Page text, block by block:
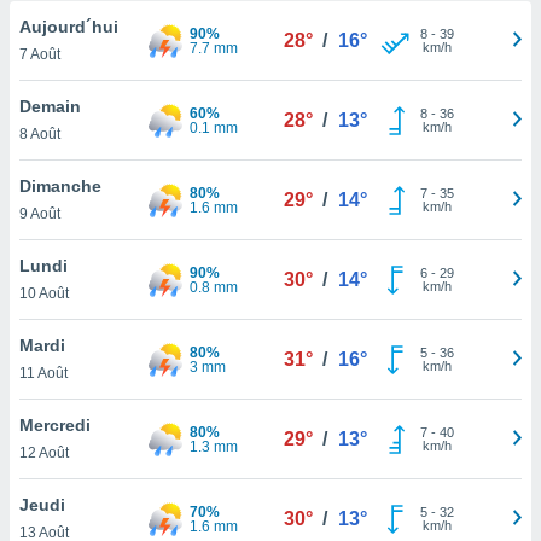
et
»,
au
vous
qu'ils
ou
de
ainsi
un
du
Aujourd´hui
7 Août
90%
7.7 mm
28° / 16° 8- 39
km/h
Demain
8 Août
60%
0.1 mm
28° / 13° 8- 36
km/h
Dimanche
9 Août
80%
1.6 mm
29° / 14° 7- 35
km/h
Lundi
10 Août
90%
0.8 mm
30° / 14° 6- 29
km/h
Mardi
11 Août
80%
3 mm
31° / 16° 5- 36
km/h
Mercredi
12 Août
80%
1.3 mm
29° / 13° 7- 40
km/h
Jeudi
13 Août
70%
1.6 mm
30° / 13° 5- 32
km/h